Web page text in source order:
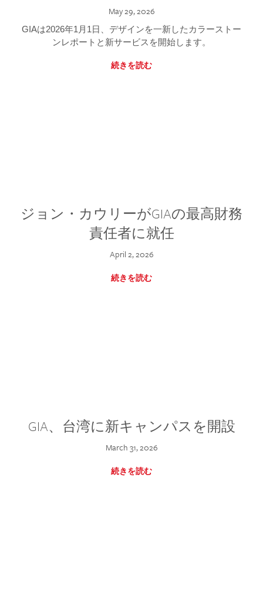
May 29, 2026
GIAは2026年1月1日、デザインを一新したカラーストー
ンレポートと新サービスを開始します。
続きを読む
ジョン・カウリーがGIAの最高財務
責任者に就任
April 2, 2026
続きを読む
GIA、台湾に新キャンパスを開設
March 31, 2026
続きを読む